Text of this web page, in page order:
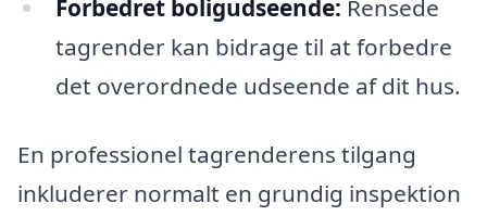
Forbedret boligudseende: Rensede
tagrender kan bidrage til at forbedre
det overordnede udseende af dit hus.
En professionel tagrenderens tilgang
inkluderer normalt en grundig inspektion